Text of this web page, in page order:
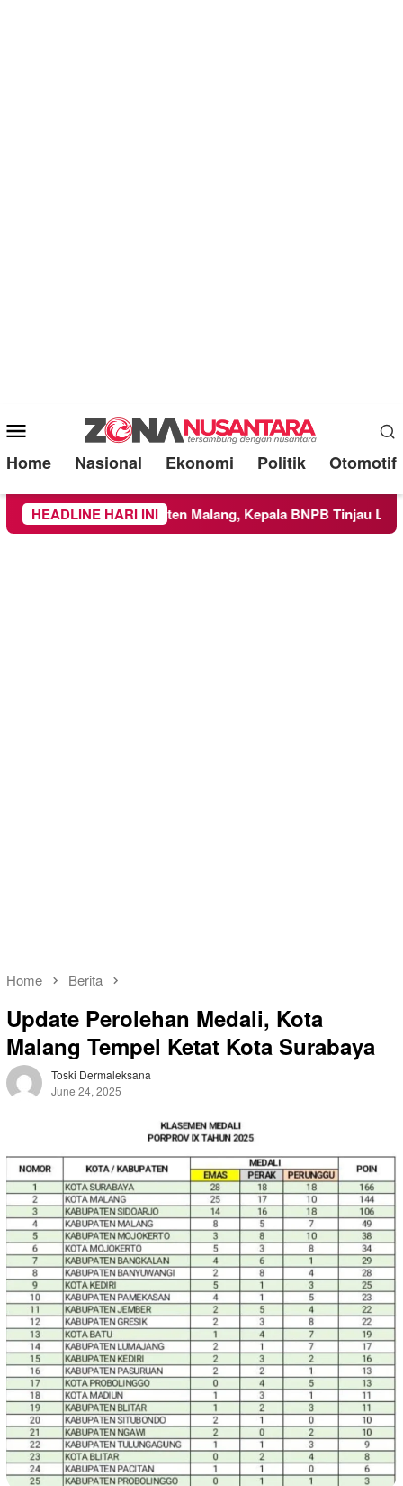
Mobile
Menu
Home Nasional Ekonomi Politik Otomotif
HEADLINE HARI INI
Kabupaten Malang, Kepala BNPB Tinjau Langsung Lokasi
Home Berita
Update Perolehan Medali, Kota
Malang Tempel Ketat Kota Surabaya
Toski Dermaleksana
June 24, 2025